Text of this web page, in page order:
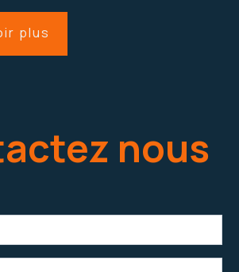
plus
nous